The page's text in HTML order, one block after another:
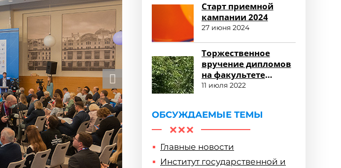
Старт приемной
кампании 2024
27 июня 2024
Торжественное
вручение дипломов
на факультете
среднего
11 июля 2022
ОБСУЖДАЕМЫЕ ТЕМЫ
Главные новости
Институт государственной и